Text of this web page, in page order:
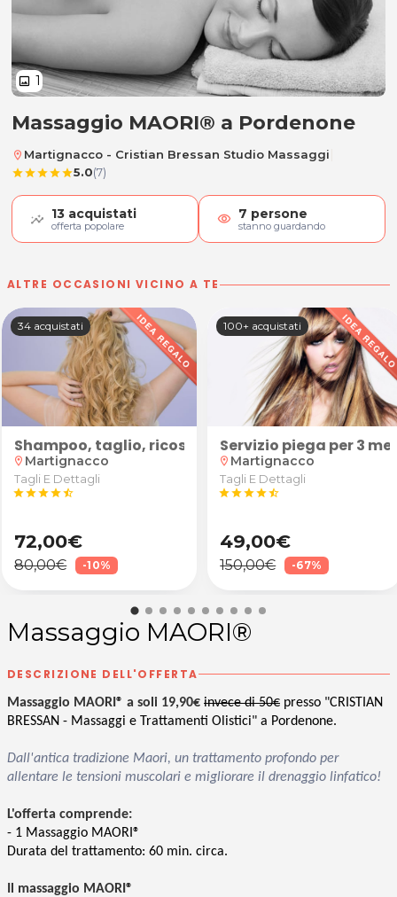
image 1
Massaggio MAORI®
Massaggio MAORI® a Pordenone
location_on Martignacco - Cristian Bressan Studio Massaggi
starstarstarstarstar5.0(7)
13 acquistati
offerta popolare visibility 7 persone
stanno guardando
ALTRE OCCASIONI VICINO A TE
per adulti e bambini da Evoluzione Armonica
34 acquistati
Shampoo, taglio, ricostruzione e prodotto
location_on Martignacco
Tagli E Dettagli
starstarstarstarstar_half
72,00€
80,00€ -10%
100+ acquistati
Servizio piega per 3
location_on Martignacco
Tagli E Dettagli
starstarstarstarstar_half
49,00€
150,00€ -67%
Massaggio MAORI®
DESCRIZIONE DELL'OFFERTA
Massaggio MAORI® a soli 19,90€ invece di 50€ presso "CRISTIAN
BRESSAN - Massaggi e Trattamenti Olistici" a Pordenone.
Dall'antica tradizione Maori, un trattamento profondo per
allentare le tensioni muscolari e migliorare il drenaggio linfatico!
L'offerta comprende:
- 1 Massaggio MAORI®
Durata del trattamento: 60 min. circa.
Il massaggio MAORI®